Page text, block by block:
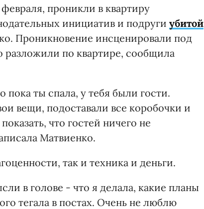
проникли в квартиру
инициатив и подруги убитой
Проникновение инсценировали под
разложили по квартире, сообщила
пока ты спала, у тебя были гости.
вещи, подоставали все коробочки и
что гостей ничего не
Матвиенко.
так и техника и деньги.
в голове - что я делала, какие планы
тегала в постах. Очень не люблю